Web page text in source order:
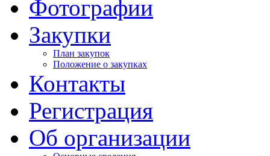
Фотографии
Закупки
План закупок
Положение о закупках
Контакты
Регистрация
Об организации